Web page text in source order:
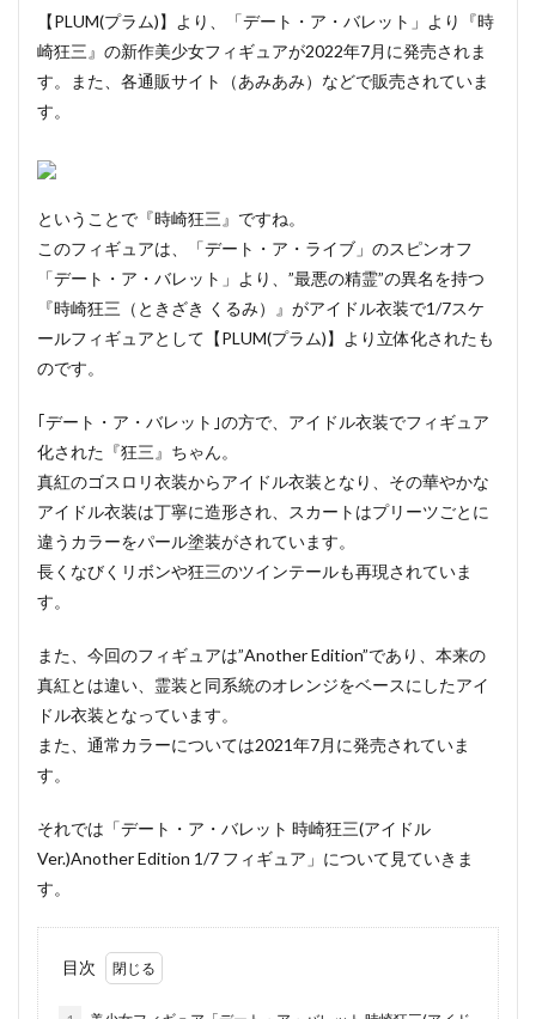
【PLUM(プラム)】より、「デート・ア・バレット」より『時
崎狂三』の新作美少女フィギュアが2022年7月に発売されま
す。また、各通販サイト（あみあみ）などで販売されていま
す。
ということで『時崎狂三』ですね。
このフィギュアは、「デート・ア・ライブ」のスピンオフ
「デート・ア・バレット」より、”最悪の精霊”の異名を持つ
『時崎狂三（ときざき くるみ）』がアイドル衣装で1/7スケ
ールフィギュアとして【PLUM(プラム)】より立体化されたも
のです。
｢デート・ア・バレット｣の方で、アイドル衣装でフィギュア
化された『狂三』ちゃん。
真紅のゴスロリ衣装からアイドル衣装となり、その華やかな
アイドル衣装は丁寧に造形され、スカートはプリーツごとに
違うカラーをパール塗装がされています。
長くなびくリボンや狂三のツインテールも再現されていま
す。
また、今回のフィギュアは”Another Edition”であり、本来の
真紅とは違い、霊装と同系統のオレンジをベースにしたアイ
ドル衣装となっています。
また、通常カラーについては2021年7月に発売されていま
す。
それでは「デート・ア・バレット 時崎狂三(アイドル
Ver.)Another Edition 1/7 フィギュア」について見ていきま
す。
目次